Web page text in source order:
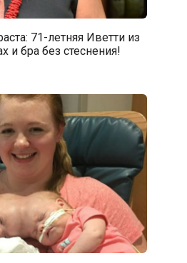
71-летняя Иветти из
и бра без стеснения!